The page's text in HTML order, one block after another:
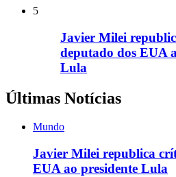
5
Javier Milei
deputado dos EUA
Lula
Últimas Notícias
Mundo
Javier Milei republica
EUA ao presidente Lula